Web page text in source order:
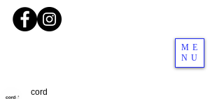
ME
NU
cord